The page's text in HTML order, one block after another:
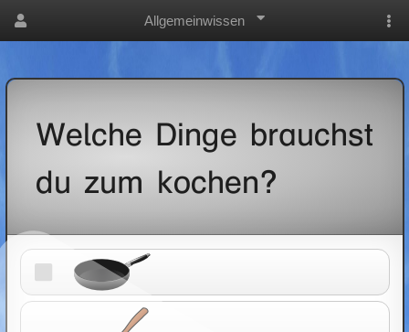
Allgemeinwissen
Welche Dinge brauchst
du zum kochen?